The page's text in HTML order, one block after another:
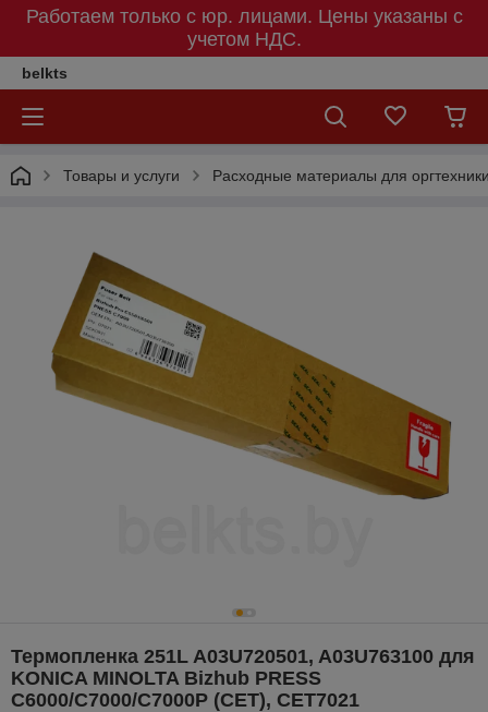
Работаем только с юр. лицами. Цены указаны c
учетом НДС.
belkts
Товары и услуги Расходные материалы для
Термопленка 251L A03U720501, A03U763100 для
KONICA MINOLTA Bizhub PRESS
C6000/C7000/C7000P (CET), CET7021